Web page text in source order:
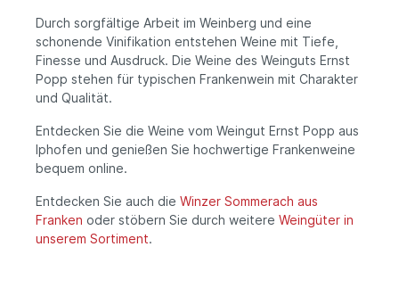
Durch sorgfältige Arbeit im Weinberg und eine
schonende Vinifikation entstehen Weine mit Tiefe,
Finesse und Ausdruck. Die Weine des Weinguts Ernst
Popp stehen für typischen Frankenwein mit Charakter
und Qualität.
Entdecken Sie die Weine vom Weingut Ernst Popp aus
Iphofen und genießen Sie hochwertige Frankenweine
bequem online.
Entdecken Sie auch die Winzer Sommerach aus
Franken oder stöbern Sie durch weitere Weingüter in
unserem Sortiment.